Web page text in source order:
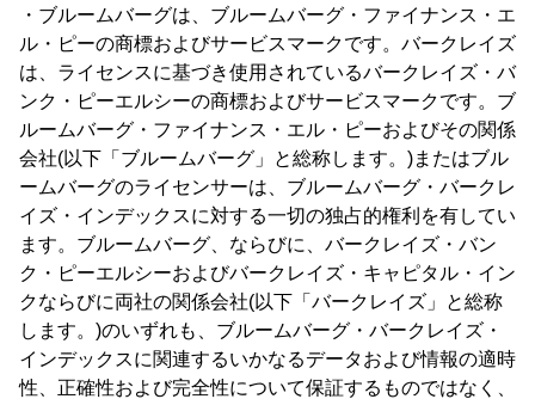
・ブルームバーグは、ブルームバーグ・ファイナンス・エ
ル・ピーの商標およびサービスマークです。バークレイズ
は、ライセンスに基づき使用されているバークレイズ・バ
ンク・ピーエルシーの商標およびサービスマークです。ブ
ルームバーグ・ファイナンス・エル・ピーおよびその関係
会社(以下「ブルームバーグ」と総称します。)またはブル
ームバーグのライセンサーは、ブルームバーグ・バークレ
イズ・インデックスに対する一切の独占的権利を有してい
ます。ブルームバーグ、ならびに、バークレイズ・バン
ク・ピーエルシーおよびバークレイズ・キャピタル・イン
クならびに両社の関係会社(以下「バークレイズ」と総称
します。)のいずれも、ブルームバーグ・バークレイズ・
インデックスに関連するいかなるデータおよび情報の適時
性、正確性および完全性について保証するものではなく、